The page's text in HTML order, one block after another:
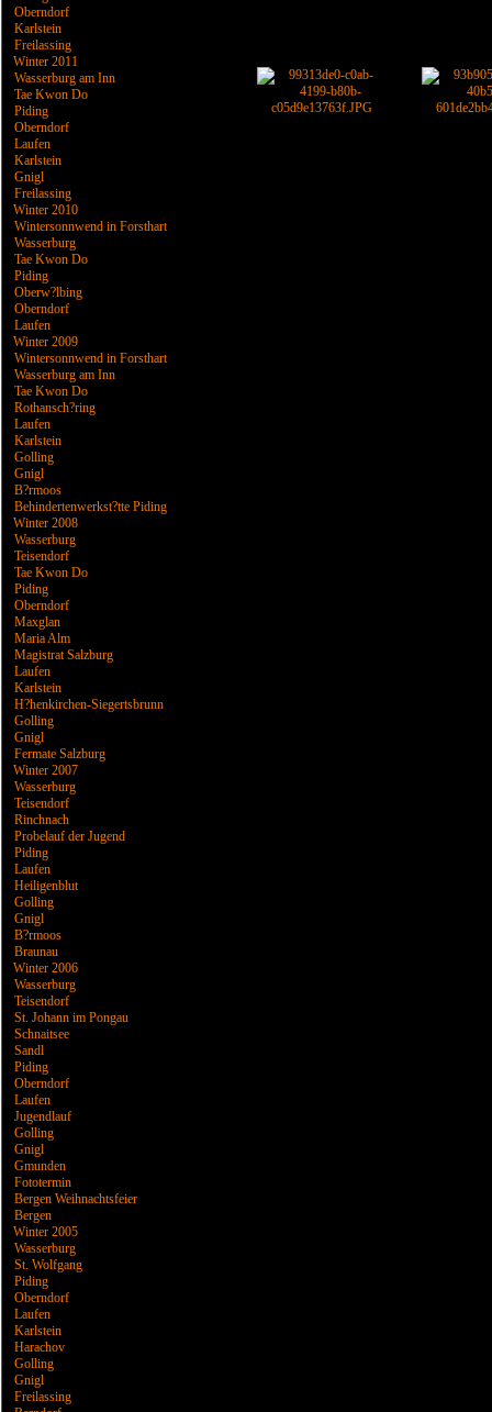
Oberndorf
Karlstein
Freilassing
Winter 2011
Wasserburg am Inn
Tae Kwon Do
Piding
Oberndorf
Laufen
Karlstein
Gnigl
Freilassing
Winter 2010
Wintersonnwend in Forsthart
Wasserburg
Tae Kwon Do
Piding
Oberw?lbing
Oberndorf
Laufen
Winter 2009
Wintersonnwend in Forsthart
Wasserburg am Inn
Tae Kwon Do
Rothansch?ring
Laufen
Karlstein
Golling
Gnigl
B?rmoos
Behindertenwerkst?tte Piding
Winter 2008
Wasserburg
Teisendorf
Tae Kwon Do
Piding
Oberndorf
Maxglan
Maria Alm
Magistrat Salzburg
Laufen
Karlstein
H?henkirchen-Siegertsbrunn
Golling
Gnigl
Fermate Salzburg
Winter 2007
Wasserburg
Teisendorf
Rinchnach
Probelauf der Jugend
Piding
Laufen
Heiligenblut
Golling
Gnigl
B?rmoos
Braunau
Winter 2006
Wasserburg
Teisendorf
St. Johann im Pongau
Schnaitsee
Sandl
Piding
Oberndorf
Laufen
Jugendlauf
Golling
Gnigl
Gmunden
Fototermin
Bergen Weihnachtsfeier
Bergen
Winter 2005
Wasserburg
St. Wolfgang
Piding
Oberndorf
Laufen
Karlstein
Harachov
Golling
Gnigl
Freilassing